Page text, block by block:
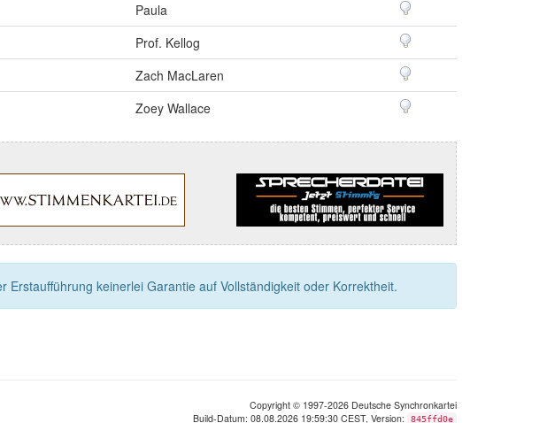
Paula
Prof. Kellog
Zach MacLaren
Zoey Wallace
keinerlei Garantie auf Vollständigkeit oder Korrektheit.
Copyright © 1997-2026 Deutsche Synchronkartei
Build-Datum: 08.08.2026 19:59:30 CEST, Version:
845ffd0e